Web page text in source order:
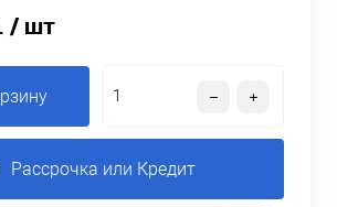
/ шт
Рассрочка или Кредит